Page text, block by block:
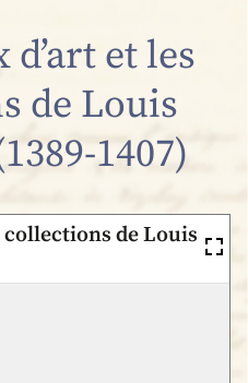
et les
de Louis
1407)
collections de Louis